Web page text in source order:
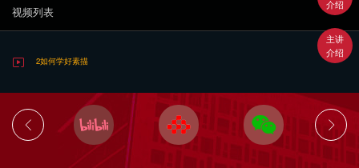
介绍
主讲
介绍
视频列表
2如何学好素描